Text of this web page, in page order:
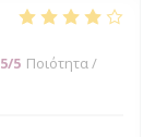
5/5 Ποιότητα /